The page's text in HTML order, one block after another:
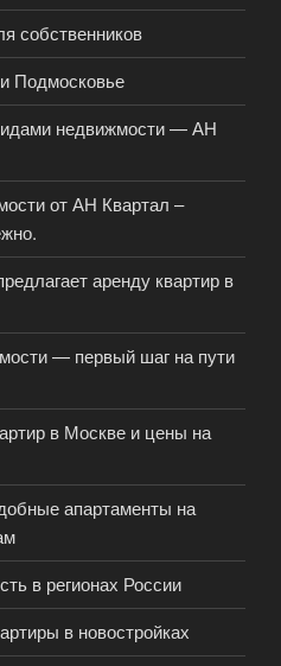
собственников
Подмосковье
недвижмости — АН
от АН Квартал –
аренду квартир в
— первый шаг на пути
в Москве и цены на
апартаменты на
в регионах России
в новостройках